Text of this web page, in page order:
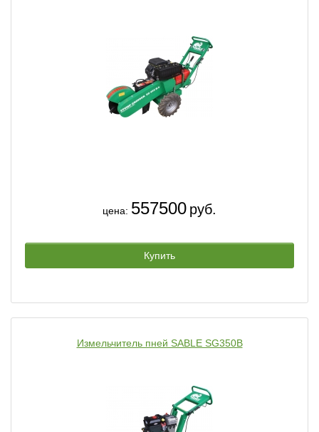
цена: 557500 руб.
Купить
Измельчитель пней SABLE SG350B